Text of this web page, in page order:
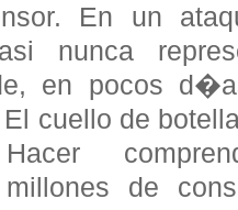
En un
nunca
en pocos
cuello de
Hacer
de